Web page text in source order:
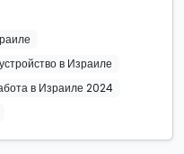
в Израиле
в Израиле 2024